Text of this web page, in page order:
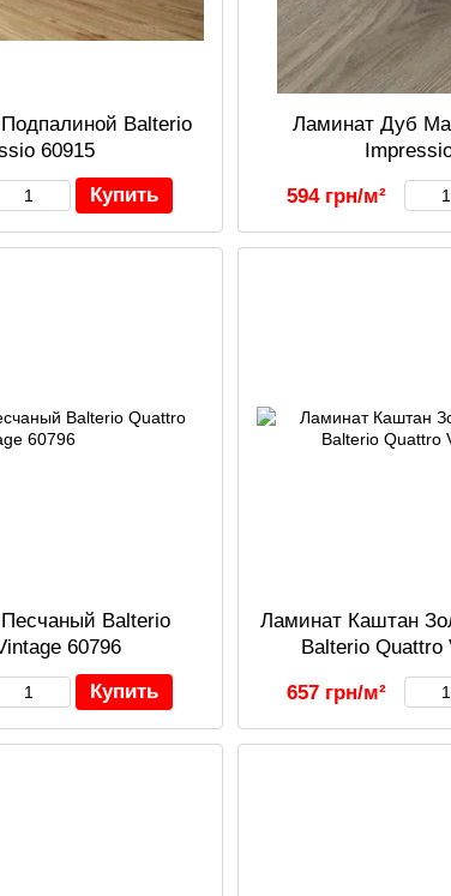
Balterio
60915
Купить
Ламинат Дуб
594 грн/м²
Balterio
60796
Купить
Ламинат Каштан
Balterio Quattro
657 грн/м²